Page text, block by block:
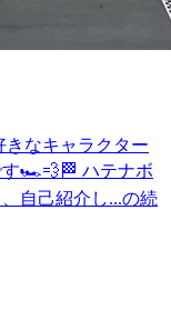
きなキャラクター
す🏎️💨🏁 ハテナボ
自己紹介し...の続